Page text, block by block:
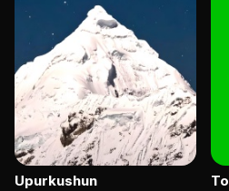
Upurkushun